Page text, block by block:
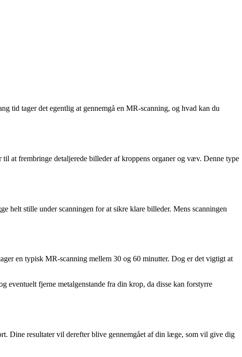
tid tager det egentlig at gennemgå en MR-scanning, og hvad kan du
at frembringe detaljerede billeder af kroppens organer og væv. Denne type
helt stille under scanningen for at sikre klare billeder. Mens scanningen
en typisk MR-scanning mellem 30 og 60 minutter. Dog er det vigtigt at
eventuelt fjerne metalgenstande fra din krop, da disse kan forstyrre
Dine resultater vil derefter blive gennemgået af din læge, som vil give dig